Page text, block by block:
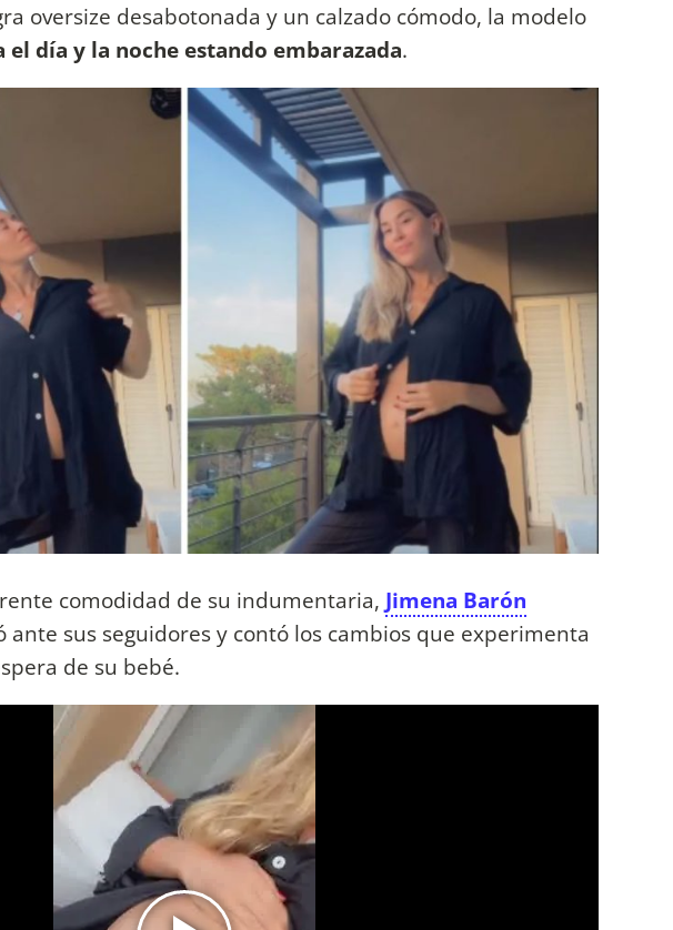
oversize desabotonada y un calzado cómodo, la modelo
el día y la noche estando embarazada.
comodidad de su indumentaria, Jimena Barón
sus seguidores y contó los cambios que experimenta
de su bebé.